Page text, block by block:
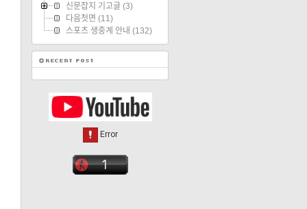
신문잡지 기고글 (3)
다음첫면 (11)
스포츠 생중계 안내 (132)